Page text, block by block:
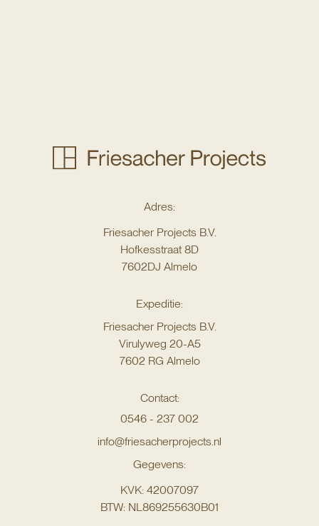
Adres:
Friesacher Projects B.V.
Hofkesstraat 8D
7602DJ Almelo
Expeditie:
Friesacher Projects B.V.
Virulyweg 20-A5
7602 RG Almelo
Contact:
0546 - 237 002
info@friesacherprojects.nl
Gegevens:
KVK: 42007097
BTW: NL869255630B01